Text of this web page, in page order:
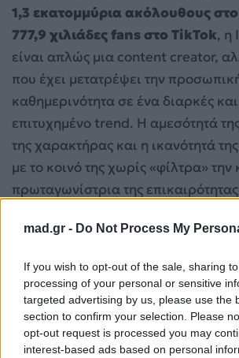
mad.gr - Do Not Process My
If you wish to opt-out of the sale, sharing
processing of your personal or sensitive
targeted advertising by us, please use the
section to confirm your selection. Please
opt-out request is processed you may
interest-based ads based on personal
1,3 εκατομμύρια ακόλουθους
777,9 χιλιάδες fans στο TikTok, η
είναι απλώς μια content creator,
που έχει μετατρέψει την
καθημερινότητα σε ένα διαρκές
επιτυχημένο trend. Η αμεσότητά
της χαρακτήρας και η ικανότητά
με το κοινό της χωρίς «φίλτρα» την
πρωταγωνίστρια της
δραστηριότητα έως τις προσωπικές
περιεχόμενο που σπάει τα κοντέρ
αποδεικνύοντας ότι το δικό της
συνώνυμο με την επιτυχία και τη